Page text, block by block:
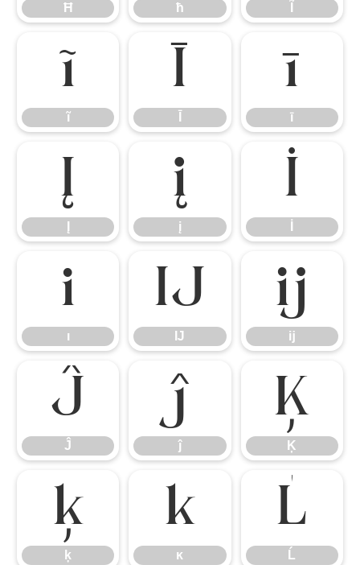
Ħ ħ
ĩ
ĩ
Ī ī
ī
Į į
į
İ
ı
ı
Ĳ
Ĳ
ĳ
ĳ
Ĵ
Ĵ
ĵ
ĵ
Ķ
Ķ
ķ
ķ
ĸ
ĸ
Ĺ
Ĺ